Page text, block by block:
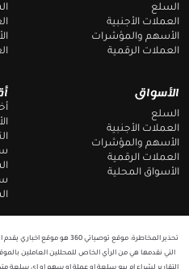
الأسواق
السلع
العملات الأجنبية
الأسهم والمؤشرات
العملات الرقمية
الأسواق المحلية
السلع
العملات الأجنبية
الأسهم والمؤشرات
العملات الرقمية
تحذير المخاطرة: موقع توصياتي
التي نقدمها هي من الرأي الخاص للمحللين العاملين